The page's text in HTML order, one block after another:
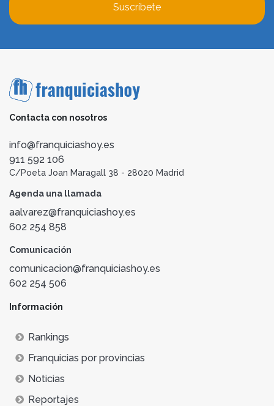
Suscríbete
Contacta con nosotros
info@franquiciashoy.es
911 592 106
C/Poeta Joan Maragall 38 - 28020 Madrid
Agenda una llamada
aalvarez@franquiciashoy.es
602 254 858
Comunicación
comunicacion@franquiciashoy.es
602 254 506
Información
Rankings
Franquicias por provincias
Noticias
Reportajes